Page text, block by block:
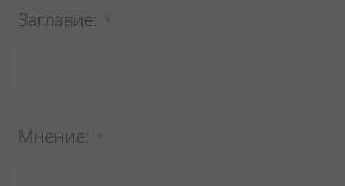
Заглавиe
Мнение